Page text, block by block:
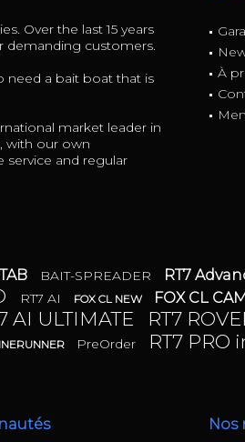
Over the last 15 years
demanding customers.
need a bait boat that is
market leader in
with our own
service and regular
À
BAIT-SPREADER RT7
RT7 AI FOX CL NEW FOX CL
AI ULTIMATE RT7
PreOrder RT7 PRO